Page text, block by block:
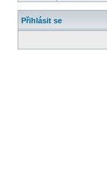
Přihlásit se